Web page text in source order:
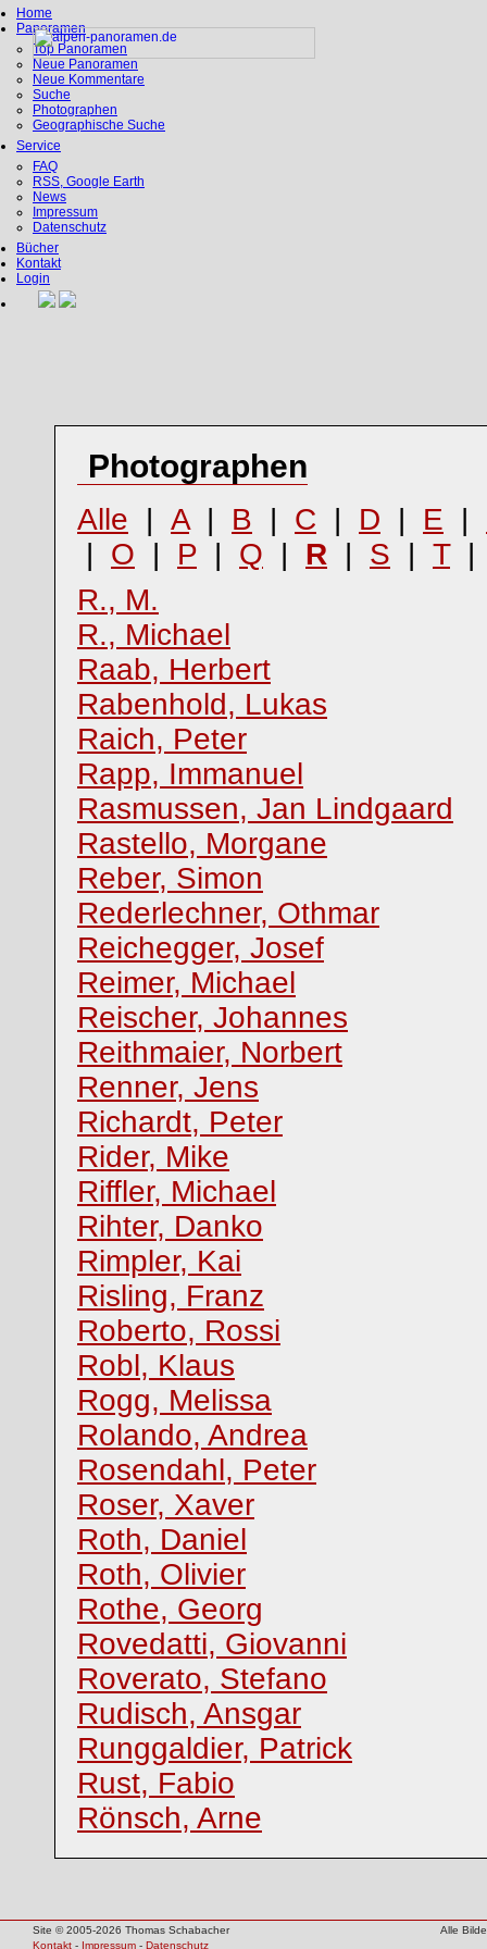
Home
Panoramen
Top Panoramen
Neue Panoramen
Neue Kommentare
Suche
Photographen
Geographische Suche
Service
FAQ
RSS, Google Earth
News
Impressum
Datenschutz
Bücher
Kontakt
Login
Photographen
Alle | A| B | C | D | E |
| O | P | Q | R | S | T
R., M.
R., Michael
Raab, Herbert
Rabenhold, Lukas
Raich, Peter
Rapp, Immanuel
Rasmussen, Jan Lindgaard
Rastello, Morgane
Reber, Simon
Rederlechner, Othmar
Reichegger, Josef
Reimer, Michael
Reischer, Johannes
Reithmaier, Norbert
Renner, Jens
Richardt, Peter
Rider, Mike
Riffler, Michael
Rihter, Danko
Rimpler, Kai
Risling, Franz
Roberto, Rossi
Robl, Klaus
Rogg, Melissa
Rolando, Andrea
Rosendahl, Peter
Roser, Xaver
Roth, Daniel
Roth, Olivier
Rothe, Georg
Rovedatti, Giovanni
Roverato, Stefano
Rudisch, Ansgar
Runggaldier, Patrick
Rust, Fabio
Rönsch, Arne
Site © 2005-2026 Thomas Schabacher
Alle
Kontakt - Impressum - Datenschutz